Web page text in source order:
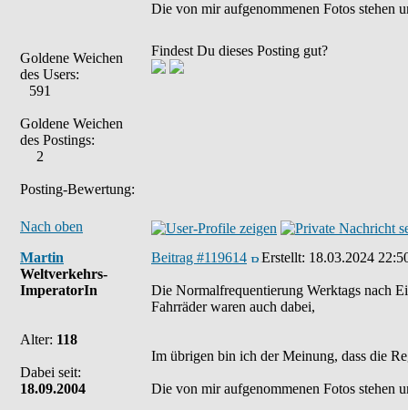
Goldene Weichen
des Users:
591
Goldene Weichen
des Postings:
2
Posting-Bewertung:
Die von mir aufgenommenen Fotos stehen
Findest Du dieses Posting gut?
Nach oben
Martin
Weltverkehrs-
ImperatorIn
Alter: 118
Dabei seit:
18.09.2004
Beitrag #119614 Erstellt: 18.03.2024
Die Normalfrequentierung Werktags nach
Fahrräder waren auch dabei,
Im übrigen bin ich der Meinung, dass die
Die von mir aufgenommenen Fotos stehen